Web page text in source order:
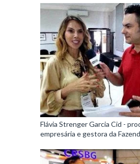
Flávia Strenger Garcia Cid -
empresária e gestora da